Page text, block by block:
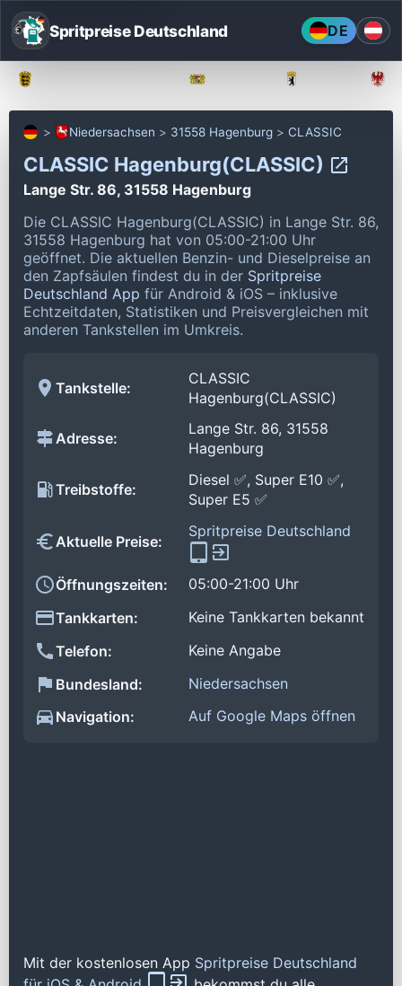
Spritpreise Deutschland DE
Niedersachsen 31558 Hagenburg CLASSIC
CLASSIC Hagenburg(CLASSIC)
Lange Str. 86, 31558 Hagenburg
Die CLASSIC Hagenburg(CLASSIC) in Lange Str. 86,
31558 Hagenburg hat von 05:00-21:00 Uhr
geöffnet. Die aktuellen Benzin- und Dieselpreise an
den Zapfsäulen findest du in der Spritpreise
Deutschland App für Android & iOS – inklusive
Echtzeitdaten, Statistiken und Preisvergleichen mit
anderen Tankstellen im Umkreis.
Tankstelle:
CLASSIC
Hagenburg(CLASSIC)
Adresse:
Lange Str. 86, 31558
Hagenburg
Treibstoffe:
Diesel ✅, Super E10 ✅,
Super E5 ✅
Aktuelle Preise:
Spritpreise Deutschland
Öffnungszeiten:
05:00-21:00 Uhr
Tankkarten:
Keine Tankkarten bekannt
Telefon:
Keine Angabe
Bundesland:
Niedersachsen
Navigation:
Auf Google Maps öffnen
Mit der kostenlosen App Spritpreise Deutschland